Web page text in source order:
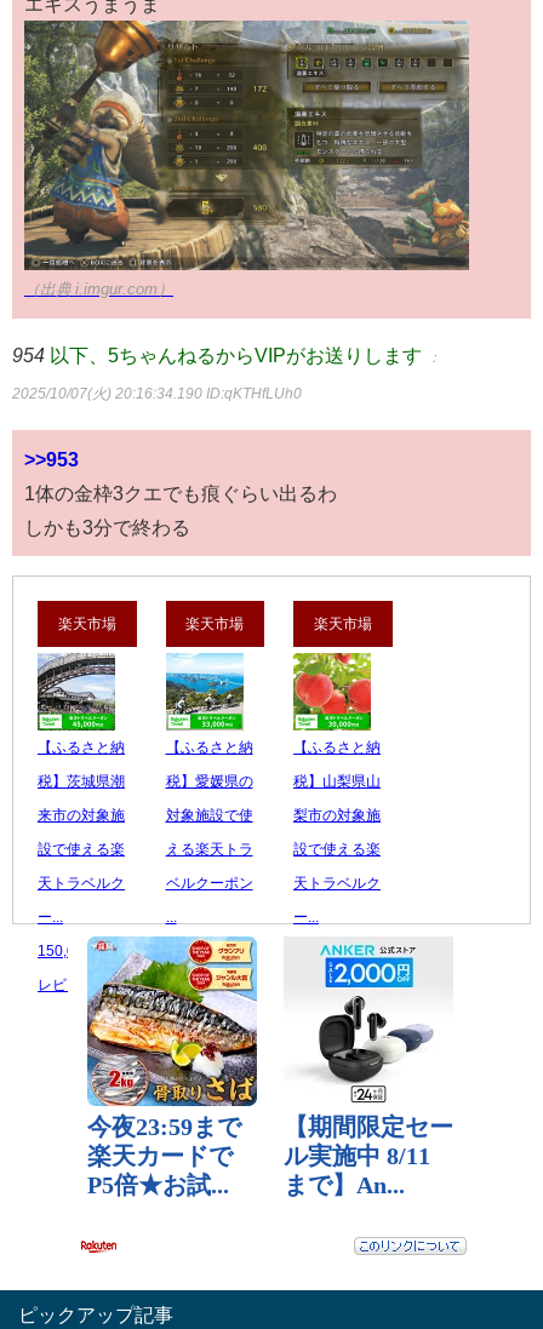
（出典 i.imgur.com）
954 以下、5ちゃんねるからVIPがお送りします ：
2025/10/07(火) 20:16:34.190 ID:qKTHfLUh0
>>953
1体の金枠3クエでも痕ぐらい出るわ
しかも3分で終わる
楽天市場
【ふるさと納
税】茨城県潮
来市の対象施
設で使える楽
天トラベルク
ー...
150,000 円
レビュー数：0
楽天市場
【ふるさと納
税】愛媛県の
対象施設で使
える楽天トラ
ベルクーポン
110,000 円
レビュー数：0
楽天市場
【ふるさと納
税】山梨県山
梨市の対象施
設で使える楽
天トラベルク
ー...
100,000 円
レビュー数：0
ピックアップ記事